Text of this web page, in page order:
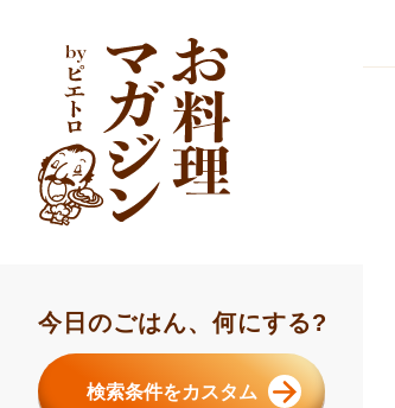
今日のごはん、何にする?
検索条件をカスタム